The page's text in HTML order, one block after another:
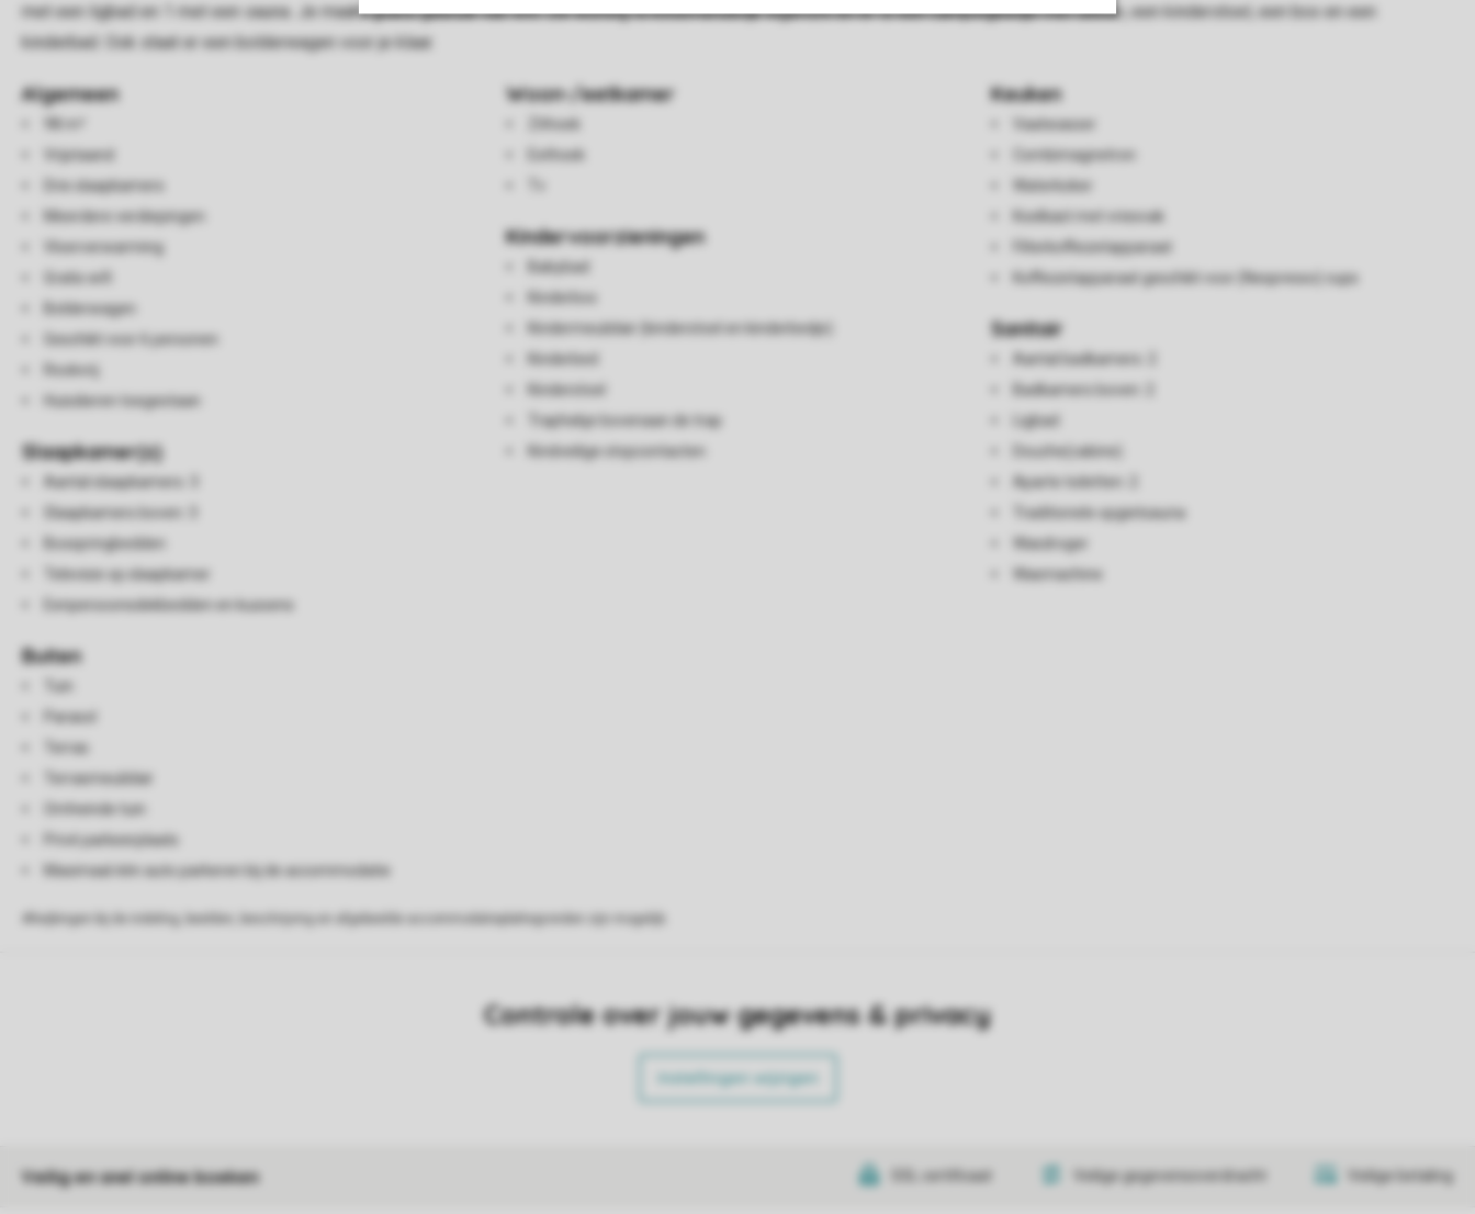
met een ligbad en 1 met een sauna. Je maakt gratis gebruik van wifi. De woning is kindvriendelijk ingericht en er is een campingbedje met deken, een kinderstoel, een box en een
kinderbad. Ook staat er een bolderwagen voor je klaar.
Algemeen
Vrijstaand
Drie slaapkamers
Meerdere verdiepingen
Vloerverwarming
Gratis wifi
Bolderwagen
Geschikt voor 6 personen
Rookvrij
Huisdieren toegestaan
Slaapkamer(s)
Aantal slaapkamers: 3
Slaapkamers boven: 3
Boxspringbedden
Televisie op slaapkamer
Eenpersoonsdekbedden en kussens
Buiten
Tuin
Parasol
Terras
Terrasmeubilair
Omheinde tuin
Privé parkeerplaats
Maximaal één auto parkeren bij de accommodatie
Woon-/eetkamer
Zithoek
Eethoek
Kindervoorzieningen
Babybad
Kinderbox
Kindermeubilair (kinderstoel en kinderbedje)
Kinderbed
Kinderstoel
Traphekje bovenaan de trap
Kindveilige stopcontacten
Keuken
Vaatwasser
Combimagnetron
Waterkoker
Koelkast met vriesvak
Filterkoffiezetapparaat
Koffiezetapparaat geschikt voor (Nespresso) cups
Sanitair
Aantal badkamers: 2
Badkamers boven: 2
Ligbad
Douche(cabine)
Aparte toiletten: 2
Traditionele opgietsauna
Wasdroger
Wasmachine
Controle over jouw gegevens & privacy
Instellingen wijzigen
Veilig en snel online boeken SSL certificaat Veilige gegevensoverdracht Veilige betaling